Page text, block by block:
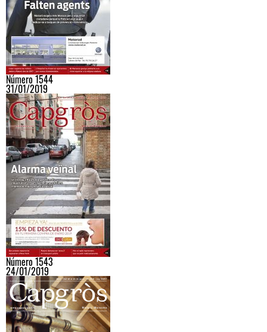
Número 1544
31/01/2019
Número 1543
24/01/2019